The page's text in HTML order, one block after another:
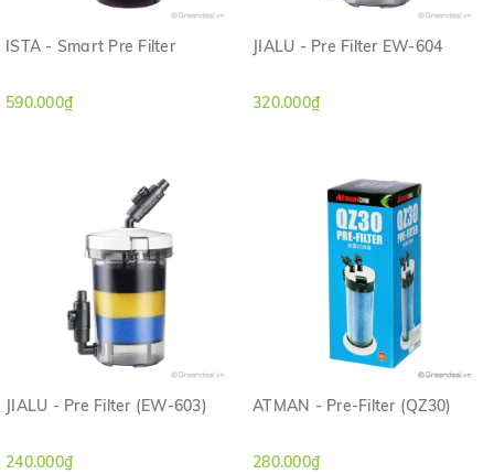
ISTA - Smart Pre Filter
590.000₫
JIALU - Pre Filter EW-604
320.000₫
JIALU - Pre Filter (EW-603)
240.000₫
ATMAN - Pre-Filter (QZ30)
280.000₫